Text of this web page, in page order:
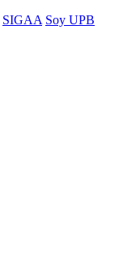
SIGAA Soy UPB